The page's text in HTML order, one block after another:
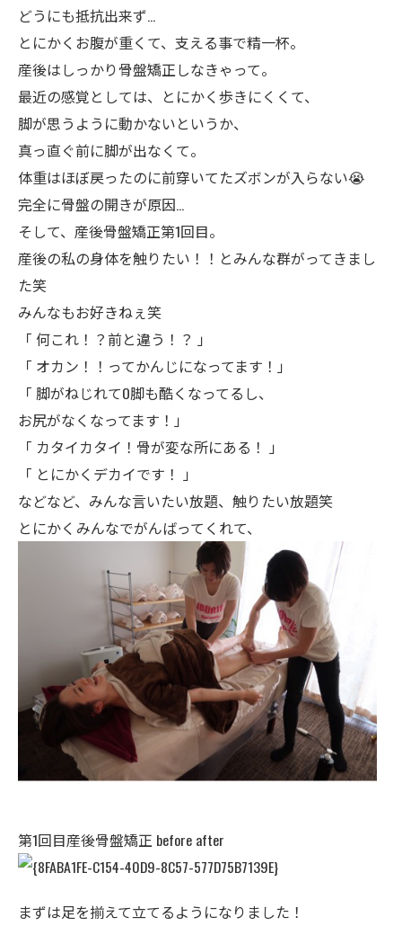
どうにも抵抗出来ず…
とにかくお腹が重くて、支える事で精一杯。
産後はしっかり骨盤矯正しなきゃって。
最近の感覚としては、とにかく歩きにくくて、
脚が思うように動かないというか、
真っ直ぐ前に脚が出なくて。
体重はほぼ戻ったのに前穿いてたズボンが入らない😭
完全に骨盤の開きが原因…
そして、産後骨盤矯正第1回目。
産後の私の身体を触りたい！！とみんな群がってきまし
た笑
みんなもお好きねぇ笑
「 何これ！？前と違う！？ 」
「 オカン！！ってかんじになってます！」
「 脚がねじれてO脚も酷くなってるし、
お尻がなくなってます！」
「 カタイカタイ！骨が変な所にある！ 」
「 とにかくデカイです！ 」
などなど、みんな言いたい放題、触りたい放題笑
とにかくみんなでがんばってくれて、
第1回目産後骨盤矯正 before after
まずは足を揃えて立てるようになりました！